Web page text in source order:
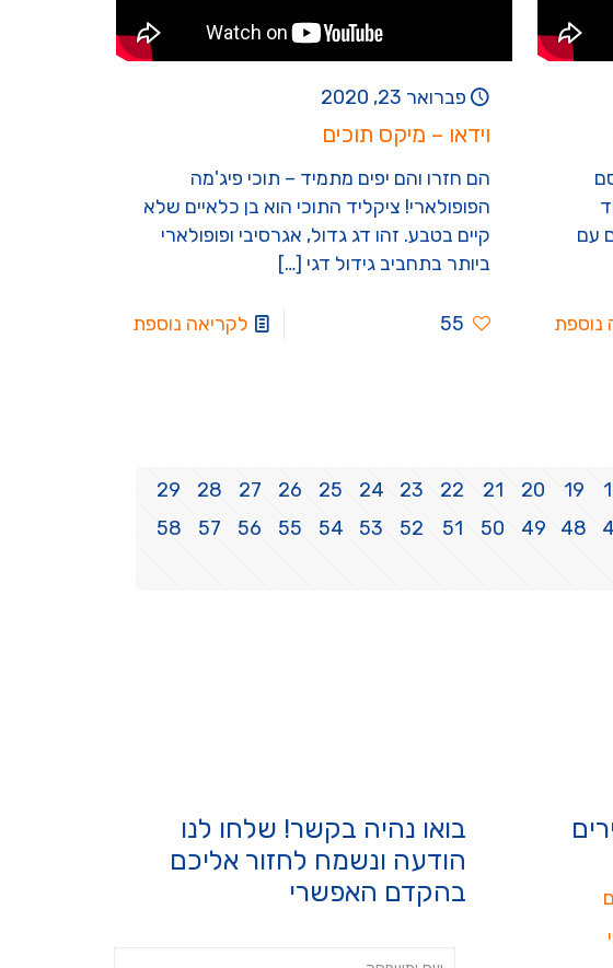
עם
נוספת
פברואר 23, 2020
וידאו – מיקס תוכים
הם חזרו והם יפים מתמיד – תוכי פיג'מה
הפופולארי! ציקליד התוכי הוא בן כלאיים שלא
קיים בטבע. זהו דג גדול, אגרסיבי ופופולארי
ביותר בתחביב גידול דגי […]
55 לקריאה נוספת
19
20
21
22
23
24
25
26
27
28
29
48
49
50
51
52
53
54
55
56
57
58
בואו נהיה בקשר! שלחו לנו
הודעה ונשמח לחזור אליכם
בהקדם האפשרי